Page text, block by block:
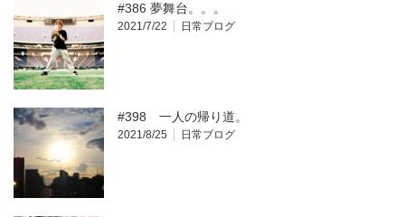
#386 夢舞台。。。
2021/7/22 日常ブログ
#398 一人の帰り道。
2021/8/25 日常ブログ